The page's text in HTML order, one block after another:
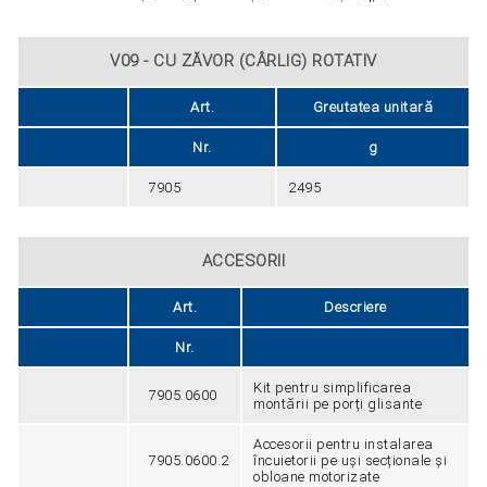
V09 - CU ZĂVOR (CÂRLIG) ROTATIV
Art. Greutatea unitară
Nr. g
7905 2495
ACCESORII
Art. Descriere
Nr.
7905.0600
Kit pentru simplificarea
montării pe porți glisante
7905.0600.2
Accesorii pentru instalarea
încuietorii pe uși secționale și
obloane motorizate